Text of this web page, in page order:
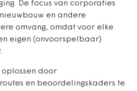
De focus van corporaties
en andere
omvang, omdat voor elke
eigen (onvoorspelbaar)
oplossen door
en beoordelingskaders te